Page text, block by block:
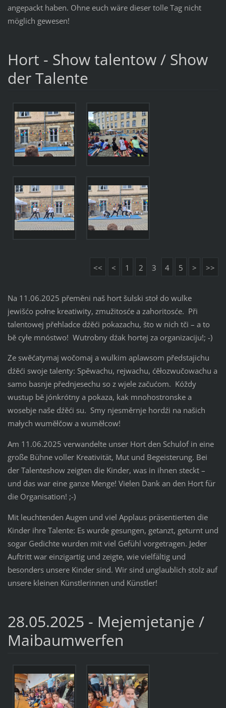
angepackt haben. Ohne euch wäre dieser tolle Tag nicht
möglich gewesen!
Hort - Show talentow / Show
der Talente
<< < 1 2 3 4 5 > >>
Na 11.06.2025 přeměni naš hort šulski stoł do wulke
jewišćo połne kreatiwity, zmužitosće a zahoritosće. Při
talentowej přehladce dźěći pokazachu, što w nich tči – a to
bě cyłe mnóstwo! Wutrobny dźak hortej za organizaciju!; -)
Ze swěćatymaj wočomaj a wulkim aplawsom předstajichu
dźěći swoje talenty: Spěwachu, rejwachu, ćěłozwučowachu a
samo basnje přednjesechu so z wjele začućom. Kóždy
wustup bě jónkrótny a pokaza, kak mnohostronske a
wosebje naše dźěći su. Smy njesměrnje hordźi na našich
małych wuměłčow a wuměłcow!
Am 11.06.2025 verwandelte unser Hort den Schulof in eine
große Bühne voller Kreativität, Mut und Begeisterung. Bei
der Talenteshow zeigten die Kinder, was in ihnen steckt –
und das war eine ganze Menge! Vielen Dank an den Hort für
die Organisation! ;-)
Mit leuchtenden Augen und viel Applaus präsentierten die
Kinder ihre Talente: Es wurde gesungen, getanzt, geturnt und
sogar Gedichte wurden mit viel Gefühl vorgetragen. Jeder
Auftritt war einzigartig und zeigte, wie vielfältig und
besonders unsere Kinder sind. Wir sind unglaublich stolz auf
unsere kleinen Künstlerinnen und Künstler!
28.05.2025 - Mejemjetanje /
Maibaumwerfen